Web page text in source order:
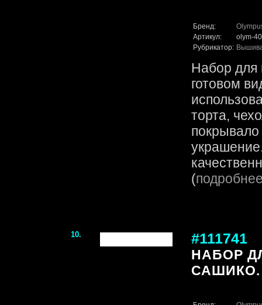
Бренд:
Артикул:
olym-40
Рубрикатор:
Набор
готовом
торта,
(
10. #111741
НАБОР
САШИКО.